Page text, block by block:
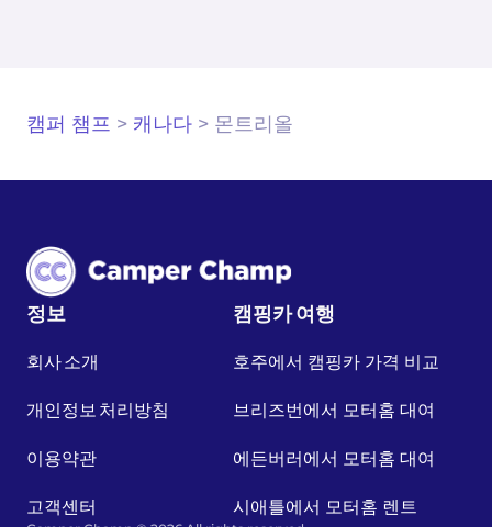
캠퍼 챔프 > 캐나다 > 몬트리올
정보
회사 소개
개인정보 처리방침
이용약관
고객센터
캠핑카 여행
호주에서 캠핑카 가격 비교
브리즈번에서 모터홈 대여
에든버러에서 모터홈 대여
시애틀에서 모터홈 렌트